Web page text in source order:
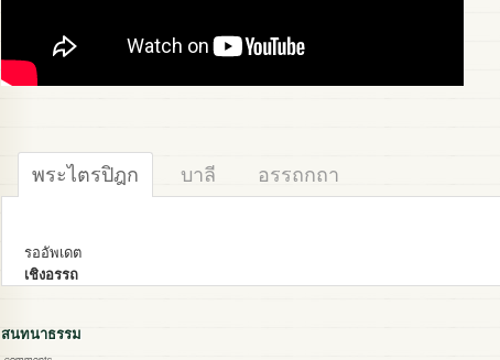
พระไตรปิฎก บาลี อรรถกถา
รออัพเดต
เชิงอรรถ
สนทนาธรรม